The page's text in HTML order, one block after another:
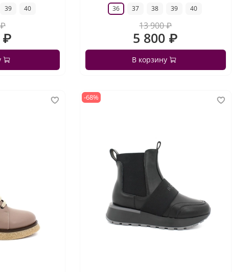
39 40
₽
36 37 38 39 40
13 900 ₽
5 800 ₽
В корзину
-68%